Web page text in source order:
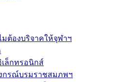
มต้องบริจาคให้จุฬาฯ
ล็กทรอนิกส์
กรณ์บรมราชสมภพฯ